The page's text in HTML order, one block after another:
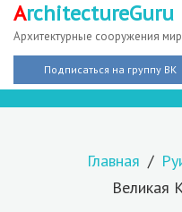
ArchitectureGuru
Архитектурные сооружения
Подписаться на группу ВК
Главная
Великая